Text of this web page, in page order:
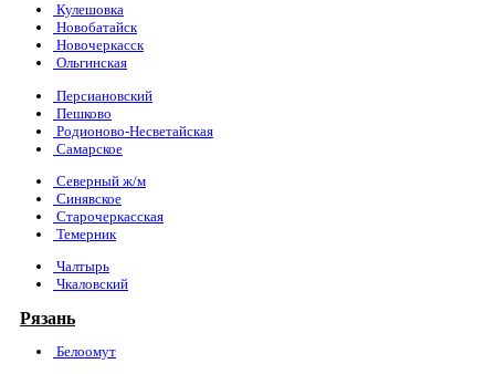
Кулешовка
Новобатайск
Новочеркасск
Ольгинская
Персиановский
Пешково
Родионово-Несветайская
Самарское
Северный ж/м
Синявское
Старочеркасская
Темерник
Чалтырь
Чкаловский
Рязань
Белоомут